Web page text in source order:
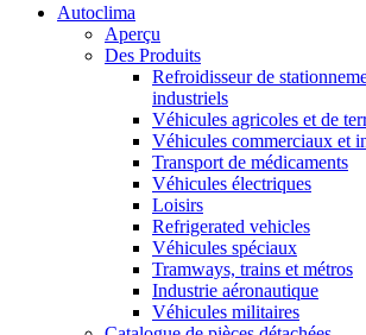
Autoclima
Aperçu
Des Produits
Refroidisseur de
industriels
Véhicules agricoles et de
Véhicules commerciaux et
Transport de médicaments
Véhicules électriques
Loisirs
Refrigerated vehicles
Véhicules spéciaux
Tramways, trains et métros
Industrie aéronautique
Véhicules militaires